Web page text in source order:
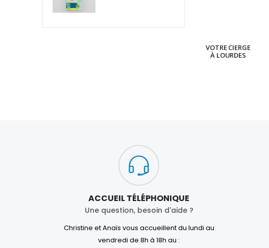
VOTRE CIERGE
À LOURDES
ACCUEIL TÉLÉPHONIQUE
Une question, besoin d'aide ?
Christine et Anaïs vous accueillent du lundi au
vendredi de 8h à 18h au :